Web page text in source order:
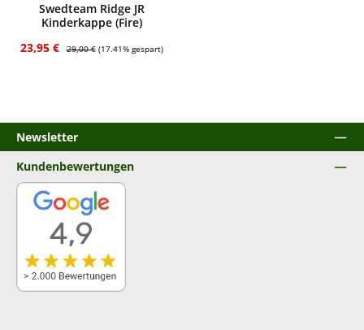
Swedteam Ridge JR
Kinderkappe (Fire)
Verkaufspreis:
23,95 € 29,00 € (17.41% gespart)
Newsletter
Kundenbewertungen